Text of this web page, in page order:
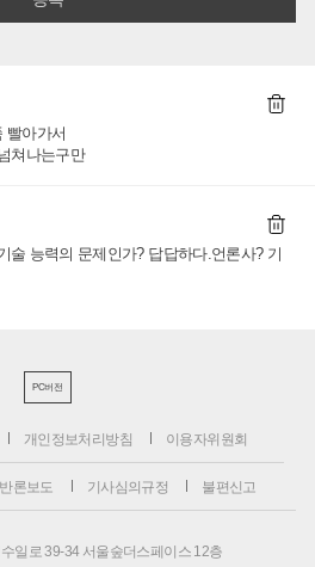
빨아가서
쳐나는구만
술 능력의 문제인가? 답답하다.언론사? 기
PC버전
개인정보처리방침 이용자위원회
론보도 기사심의규정 불편신고
일로 39-34 서울숲더스페이스 12층